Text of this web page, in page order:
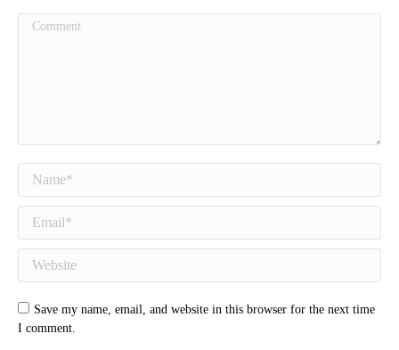
Comment
Save my name, email, and website in this browser for the next time
I comment.